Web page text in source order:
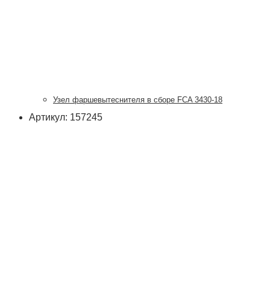
Узел фаршевытеснителя в сборе FCA 3430-18
Артикул: 157245